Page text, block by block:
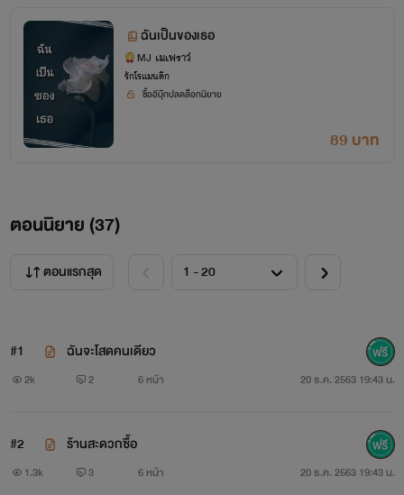
ฉันเป็นของเธอ
MJ เมเฟราว์
รักโรแมนติก
ซื้ออีบุ๊กปลดล็อกนิยาย
89 บาท
ตอนนิยาย (37)
ตอนแรกสุด
#1 ฉันจะโสดคนเดียว
2k 2 6 หน้า 20 ธ.ค. 2563 19:43 น.
#2 ร้านสะดวกซื้อ
1.3k 3 6 หน้า 20 ธ.ค. 2563 19:43 น.